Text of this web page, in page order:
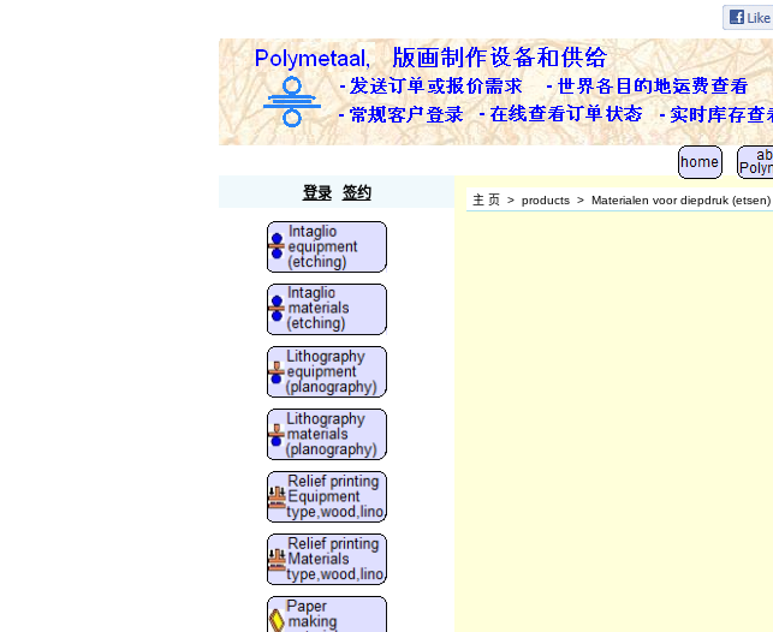
登录 签约 主 页 > products > Materialen voor diepdruk (etsen)